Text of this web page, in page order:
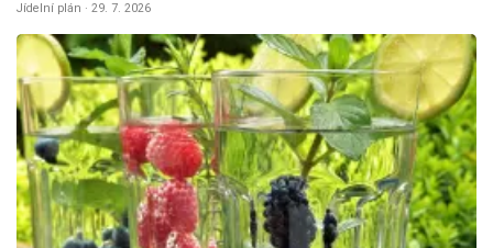
Jídelní plán · 29. 7. 2026